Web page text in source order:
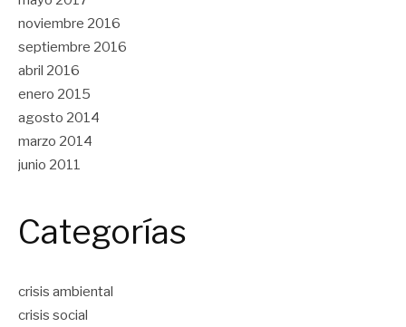
noviembre 2016
septiembre 2016
abril 2016
enero 2015
agosto 2014
marzo 2014
junio 2011
Categorías
crisis ambiental
crisis social